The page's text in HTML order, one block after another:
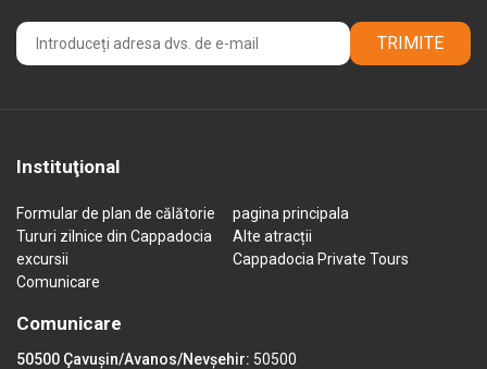
TRIMITE
Instituţional
Formular de plan de călătorie
pagina principala
Tururi zilnice din Cappadocia
Alte atracții
excursii
Cappadocia Private Tours
Comunicare
Comunicare
50500 Çavuşin/Avanos/Nevşehir: 50500